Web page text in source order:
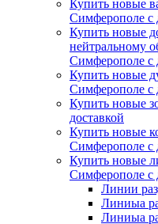
Купить новые
Симферополе с
Купить новые
нейтральному
Симферополе с
Купить новые
Симферополе с
Купить новые
доставкой
Купить новые
Симферополе с
Купить новые
Симферополе с
Линии
Линиыа
Линиыа